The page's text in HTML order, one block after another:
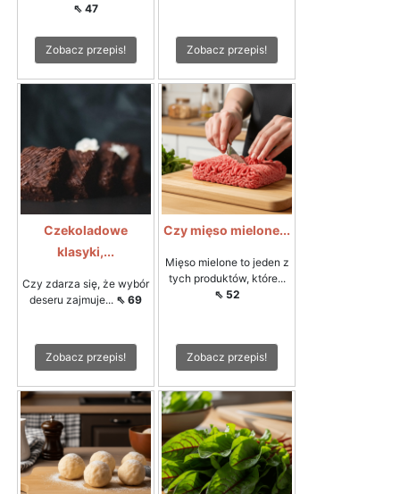
⇖ 47
Zobacz przepis! Zobacz przepis!
Czekoladowe
klasyki,...
Czy zdarza się, że wybór
deseru zajmuje... ⇖ 69
Zobacz przepis!
Czy mięso mielone...
Mięso mielone to jeden z
tych produktów, które...
⇖ 52
Zobacz przepis!